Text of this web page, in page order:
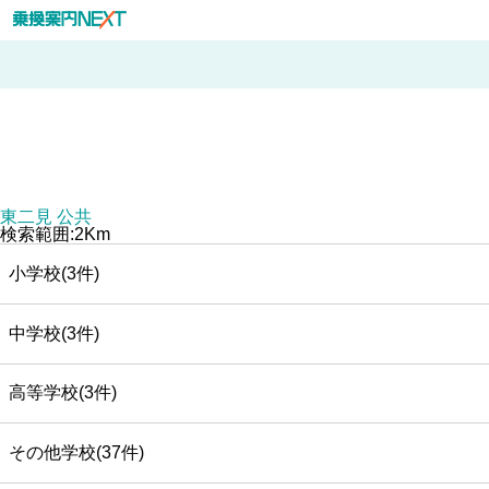
東二見 公共
検索範囲:2Km
小学校(3件)
中学校(3件)
高等学校(3件)
その他学校(37件)